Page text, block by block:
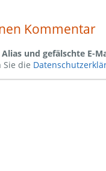
Kommentar
und gefälschte E-
Sie die